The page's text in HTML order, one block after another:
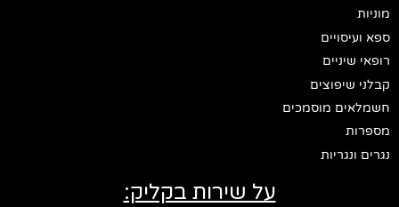
מוניות
ספא ועיסויים
רופאי שיניים
קבלני שיפוצים
חשמלאים מוסמכים
מספרות
נגרים ונגריות
על שירות בקליק: